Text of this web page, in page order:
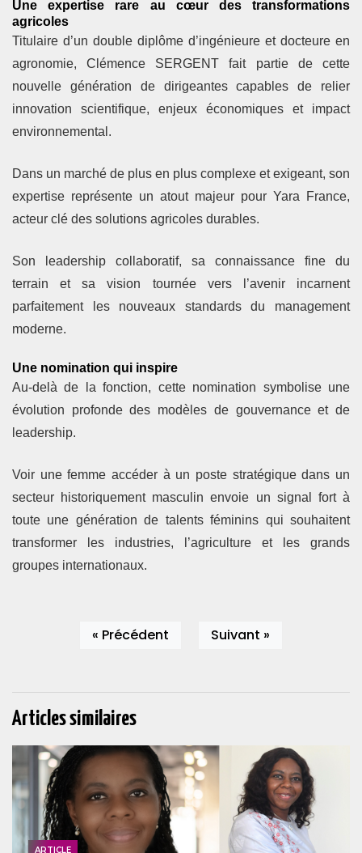
Une expertise rare au cœur des transformations
agricoles
Titulaire d’un double diplôme d’ingénieure et docteure en
agronomie, Clémence SERGENT fait partie de cette
nouvelle génération de dirigeantes capables de relier
innovation scientifique, enjeux économiques et impact
environnemental.
Dans un marché de plus en plus complexe et exigeant, son
expertise représente un atout majeur pour Yara France,
acteur clé des solutions agricoles durables.
Son leadership collaboratif, sa connaissance fine du
terrain et sa vision tournée vers l’avenir incarnent
parfaitement les nouveaux standards du management
moderne.
Une nomination qui inspire
Au-delà de la fonction, cette nomination symbolise une
évolution profonde des modèles de gouvernance et de
leadership.
Voir une femme accéder à un poste stratégique dans un
secteur historiquement masculin envoie un signal fort à
toute une génération de talents féminins qui souhaitent
transformer les industries, l’agriculture et les grands
groupes internationaux.
« Précédent Suivant »
Articles similaires
ARTICLE